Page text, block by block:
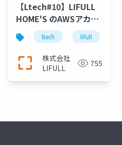
【Ltech#10】LIFULL
HOME'S のAWSアカウ
ントに Savings Plans
を導⼊した話
ltech lifull
株式会社
LIFULL
755